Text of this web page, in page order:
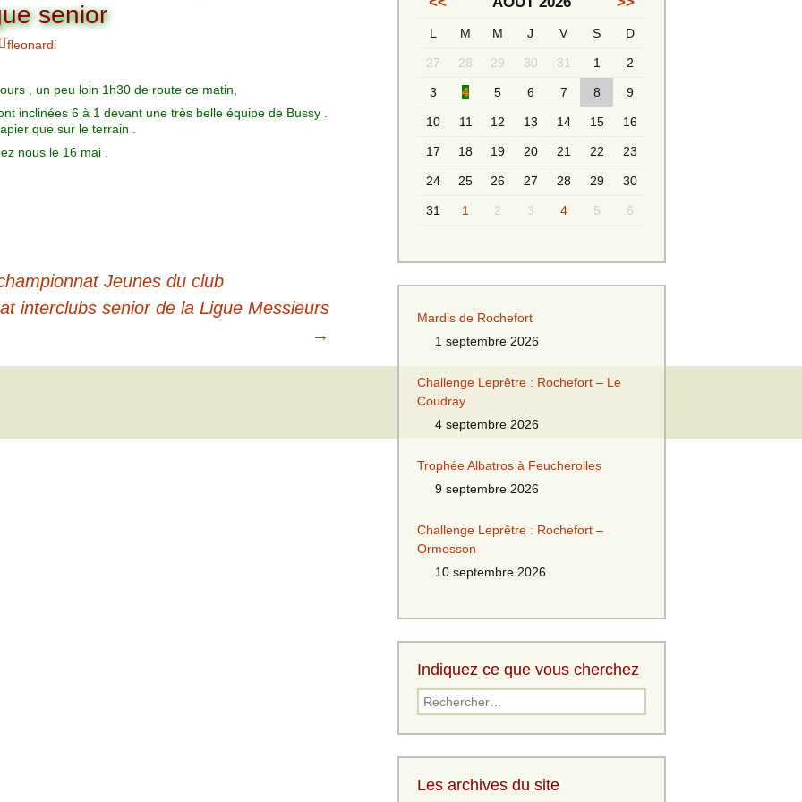
Charte pour les joueurs
des équipes
Coupe de Paris Dames
Championnat interclubs
Equipe Senior
Messieurs
Equipe Mid-Amateurs
Equipe Senior Dames
Messieurs 2ème série
senior
fleonardi
, un peu loin 1h30 de route ce matin,
inclinées 6 à 1 devant une très belle équipe de Bussy .
que sur le terrain .
nous le 16 mai .
Jeunes du club
interclubs senior de la Ligue Messieurs
→
L M M J V S D
27 28 29 30 31 1 2
3 4 5 6 7 8 9
10 11 12 13 14 15 16
17 18 19 20 21 22 23
24 25 26 27 28 29 30
31 1 2 3 4 5 6
Mardis de Rochefort
1 septembre 2026
Challenge Leprêtre : Rochefort – Le
Coudray
4 septembre 2026
Trophée Albatros à Feucherolles
9 septembre 2026
Challenge Leprêtre : Rochefort –
Ormesson
10 septembre 2026
Indiquez ce que vous cherchez
Les archives du site